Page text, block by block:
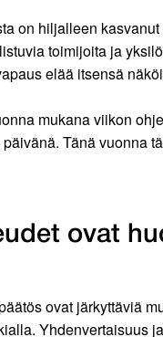
on hiljalleen
toimijoita ja
elää itsensä
mukana viikon
Tänä vuonna
ovat
ovat järkyttäviä
Yhdenvertaisuus